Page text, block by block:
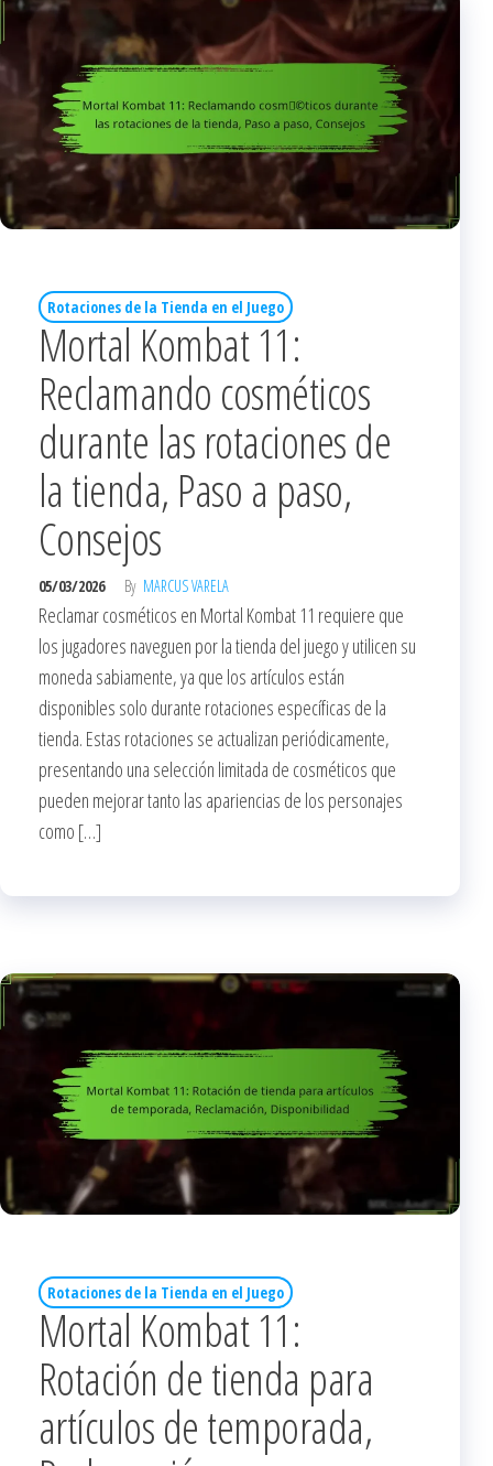
Rotaciones de la Tienda en el Juego
Mortal Kombat 11:
Reclamando cosméticos
durante las rotaciones de
la tienda, Paso a paso,
Consejos
05/03/2026 By MARCUS VARELA
Reclamar cosméticos en Mortal Kombat 11 requiere que
los jugadores naveguen por la tienda del juego y utilicen su
moneda sabiamente, ya que los artículos están
disponibles solo durante rotaciones específicas de la
tienda. Estas rotaciones se actualizan periódicamente,
presentando una selección limitada de cosméticos que
pueden mejorar tanto las apariencias de los personajes
como […]
Rotaciones de la Tienda en el Juego
Mortal Kombat 11:
Rotación de tienda para
artículos de temporada,